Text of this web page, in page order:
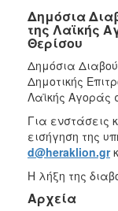
Δημόσια
της Λαϊκής
Θερίσου
Δημόσια
Δημοτικής
Λαϊκής Αγοράς
Για ενστάσεις
εισήγηση της
d@heraklion.gr
Η λήξη της
Αρχεία